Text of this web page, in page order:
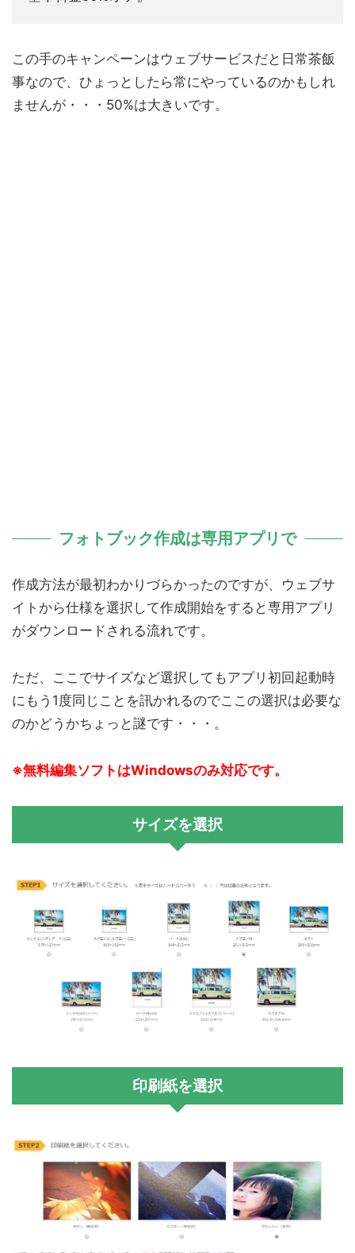
この手のキャンペーンはウェブサービスだと日常茶飯
事なので、ひょっとしたら常にやっているのかもしれ
ませんが・・・50%は大きいです。
フォトブック作成は専用アプリで
作成方法が最初わかりづらかったのですが、ウェブサ
イトから仕様を選択して作成開始をすると専用アプリ
がダウンロードされる流れです。
ただ、ここでサイズなど選択してもアプリ初回起動時
にもう1度同じことを訊かれるのでここの選択は必要な
のかどうかちょっと謎です・・・。
※無料編集ソフトはWindowsのみ対応です。
サイズを選択
印刷紙を選択